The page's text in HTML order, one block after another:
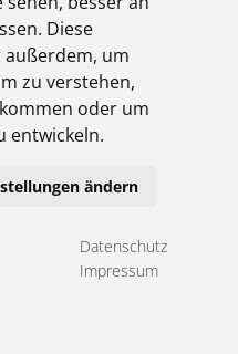
Diese
um
zu verstehen,
oder um
entwickeln.
ändern
Datenschutz
Impressum